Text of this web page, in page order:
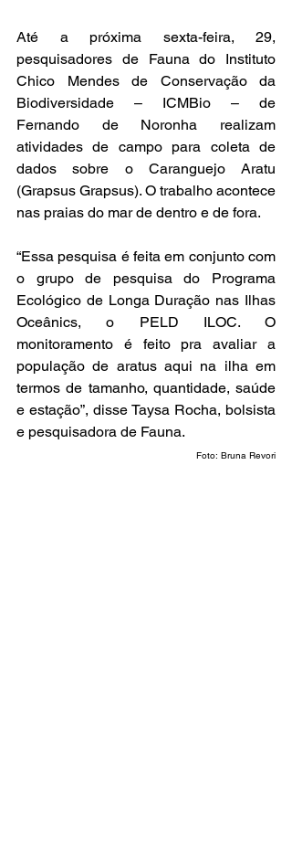
Até a próxima sexta-feira, 29,
pesquisadores de Fauna do Instituto
Chico Mendes de Conservação da
Biodiversidade – ICMBio – de
Fernando de Noronha realizam
atividades de campo para coleta de
dados sobre o Caranguejo Aratu
(Grapsus Grapsus). O trabalho acontece
nas praias do mar de dentro e de fora.
“Essa pesquisa é feita em conjunto com
o grupo de pesquisa do Programa
Ecológico de Longa Duração nas Ilhas
Oceânics, o PELD ILOC. O
monitoramento é feito pra avaliar a
população de aratus aqui na ilha em
termos de tamanho, quantidade, saúde
e estação”, disse Taysa Rocha, bolsista
e pesquisadora de Fauna.
Foto: Bruna Revori